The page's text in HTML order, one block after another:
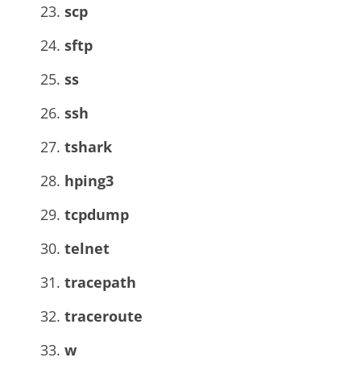
scp
sftp
ss
ssh
tshark
hping3
tcpdump
telnet
tracepath
traceroute
w